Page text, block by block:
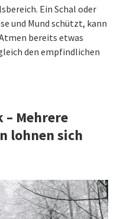
Ein Schal oder
und Mund schützt, kann
bereits etwas
den empfindlichen
– Mehrere
lohnen sich